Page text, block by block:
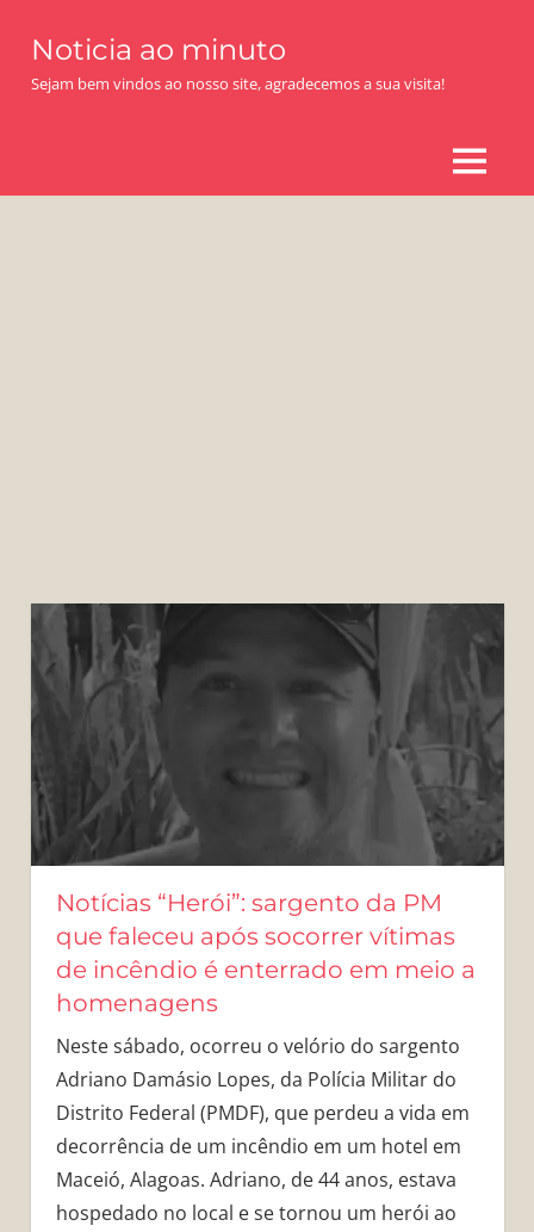
content
Noticia ao minuto
Sejam bem vindos ao nosso site, agradecemos a sua visita!
MENU
Notícias “Herói”: sargento da PM
que faleceu após socorrer vítimas
de incêndio é enterrado em meio a
homenagens
Neste sábado, ocorreu o velório do sargento
Adriano Damásio Lopes, da Polícia Militar do
Distrito Federal (PMDF), que perdeu a vida em
decorrência de um incêndio em um hotel em
Maceió, Alagoas. Adriano, de 44 anos, estava
hospedado no local e se tornou um herói ao